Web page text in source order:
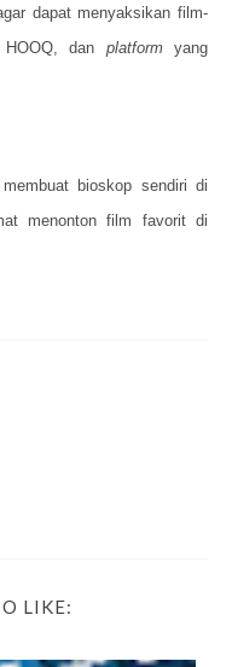
dapat menyaksikan film-
dan platform yang
bioskop sendiri di
menonton film favorit di
LIKE: